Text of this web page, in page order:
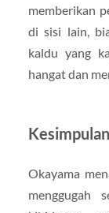
memberikan
di sisi lain,
kaldu yang
hangat dan
Kesimpulan
Okayama
menggugah